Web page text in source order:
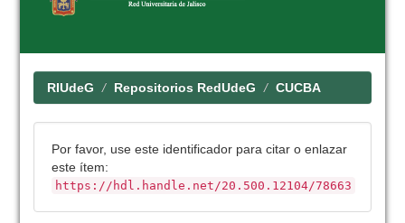
RIUdeG Repositorios RedUdeG CUCBA
Por favor, use este identificador para citar o enlazar
este ítem:
https://hdl.handle.net/20.500.12104/78663